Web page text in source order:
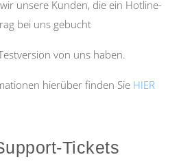
unsere Kunden, die ein Hotline-
bei uns gebucht
von uns haben.
hierüber finden Sie HIER
Tickets